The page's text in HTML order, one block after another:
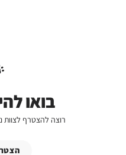
בואו
רוצה להצטרף לצוות